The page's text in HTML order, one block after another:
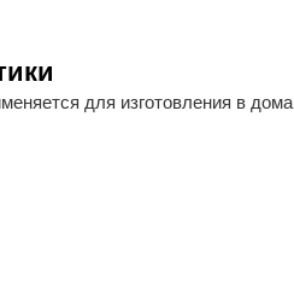
для изготовления в